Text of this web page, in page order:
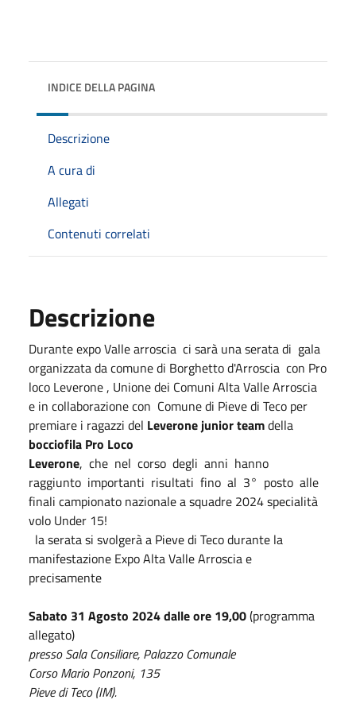
INDICE DELLA PAGINA
Descrizione
A cura di
Allegati
Contenuti correlati
Descrizione
Durante expo Valle arroscia ci sarà una serata di gala
organizzata da comune di Borghetto d'Arroscia con Pro
loco Leverone , Unione dei Comuni Alta Valle Arroscia
e in collaborazione con Comune di Pieve di Teco per
premiare i ragazzi del Leverone junior teamdella
bocciofila Pro Loco
Leverone, che nel corso degli anni hanno
raggiunto importanti risultati fino al 3° posto alle
finali campionato nazionale a squadre 2024 specialità
volo Under 15!
la serata si svolgerà a Pieve di Teco durante la
manifestazione Expo Alta Valle Arroscia e
precisamente
Sabato 31 Agosto 2024 dalle ore 19,00(programma
allegato)
presso Sala Consiliare, Palazzo Comunale
Corso Mario Ponzoni, 135
Pieve di Teco (IM).